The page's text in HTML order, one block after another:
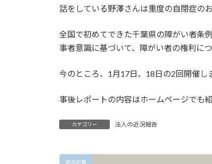
話をしている野澤さんは重度の自閉症の
全国で初めてできた千葉県の障がい者条
事者意識に基づいて、障がい者の権利に
今のところ、1月17日、18日の2回開催し
事後レポートの内容はホームページでも
カテゴリー 法人の近況報告
前の記事